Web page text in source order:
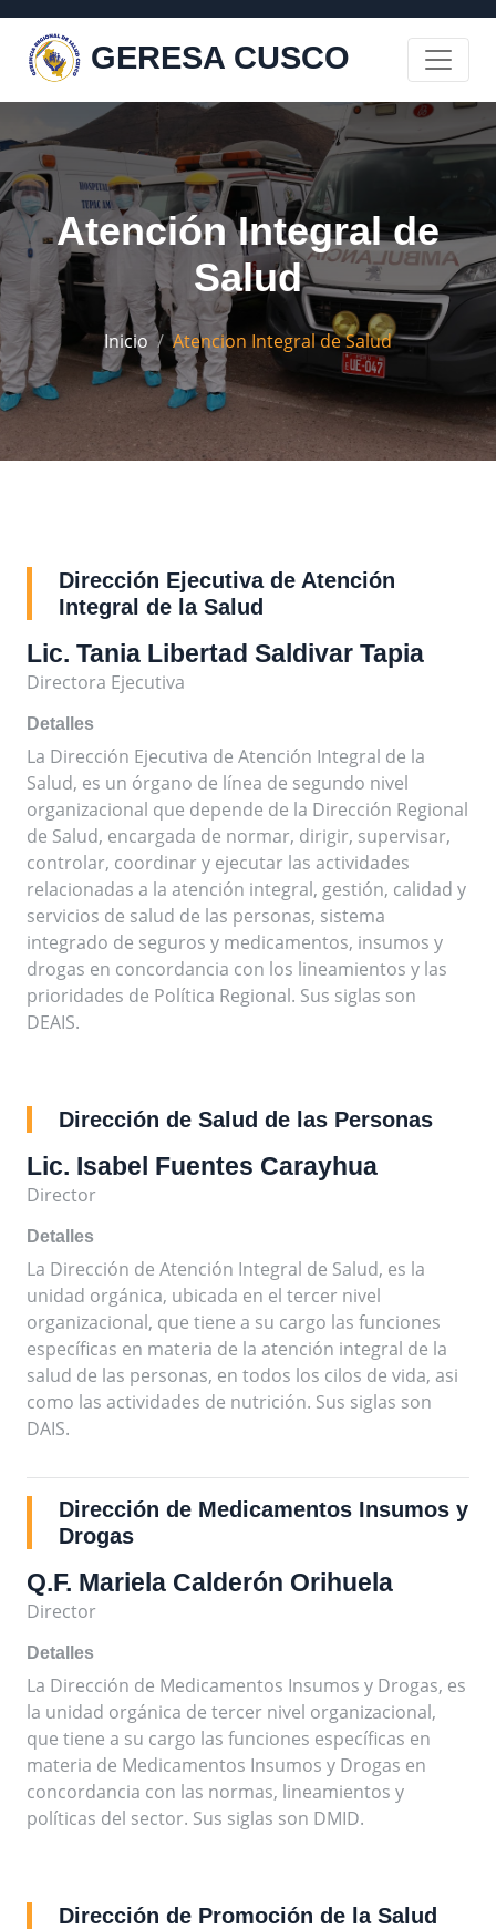
GERESA CUSCO
Atención Integral de
Salud
Inicio Atencion Integral de Salud
Dirección Ejecutiva de Atención
Integral de la Salud
Lic. Tania Libertad Saldivar Tapia
Directora Ejecutiva
Detalles
La Dirección Ejecutiva de Atención Integral de la
Salud, es un órgano de línea de segundo nivel
organizacional que depende de la Dirección Regional
de Salud, encargada de normar, dirigir, supervisar,
controlar, coordinar y ejecutar las actividades
relacionadas a la atención integral, gestión, calidad y
servicios de salud de las personas, sistema
integrado de seguros y medicamentos, insumos y
drogas en concordancia con los lineamientos y las
prioridades de Política Regional. Sus siglas son
DEAIS.
Dirección de Salud de las Personas
Lic. Isabel Fuentes Carayhua
Director
Detalles
La Dirección de Atención Integral de Salud, es la
unidad orgánica, ubicada en el tercer nivel
organizacional, que tiene a su cargo las funciones
específicas en materia de la atención integral de la
salud de las personas, en todos los cilos de vida, asi
como las actividades de nutrición. Sus siglas son
DAIS.
Dirección de Medicamentos Insumos y
Drogas
Q.F. Mariela Calderón Orihuela
Director
Detalles
La Dirección de Medicamentos Insumos y Drogas, es
la unidad orgánica de tercer nivel organizacional,
que tiene a su cargo las funciones específicas en
materia de Medicamentos Insumos y Drogas en
concordancia con las normas, lineamientos y
políticas del sector. Sus siglas son DMID.
Dirección de Promoción de la Salud